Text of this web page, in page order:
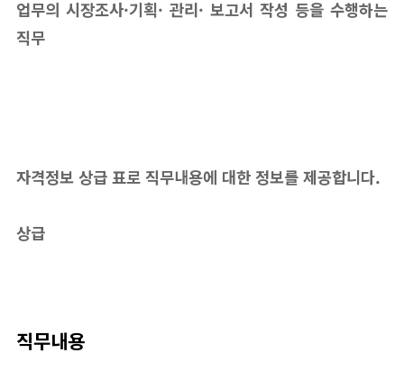
업무의 시장조사·기획· 관리· 보고서 작성 등을 수행하는
직무
자격정보 상급 표로 직무내용에 대한 정보를 제공합니다.
상급
직무내용